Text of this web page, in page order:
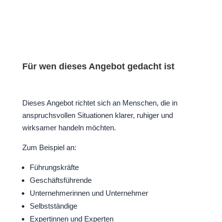
Für wen dieses Angebot gedacht ist
Dieses Angebot richtet sich an Menschen, die in
anspruchsvollen Situationen klarer, ruhiger und
wirksamer handeln möchten.
Zum Beispiel an:
Führungskräfte
Geschäftsführende
Unternehmerinnen und Unternehmer
Selbstständige
Expertinnen und Experten